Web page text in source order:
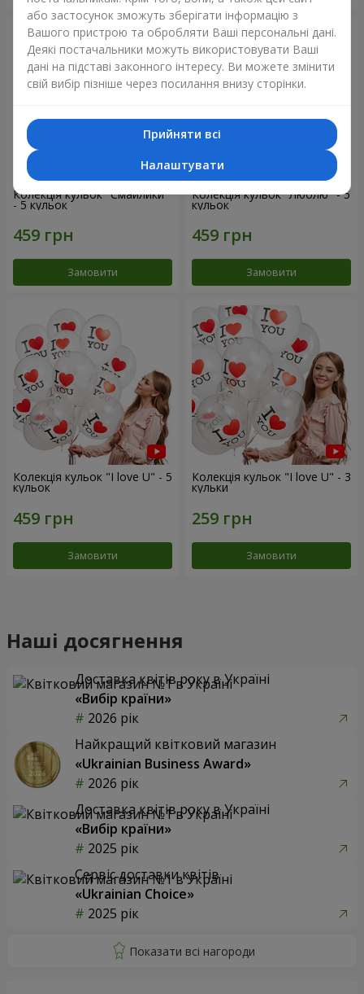
Колекція кульок "Смайлики"
- 5 кульок
Замовити
Колекція кульок "Люблю" - 5
кульок
Замовити
Колекція кульок "I love U" - 5
кульок
Замовити
Колекція кульок "I love U" - 3
кульки
Замовити
Наші досягнення
Доставка квітів року в Україні
«Вибір країни»
2026 рік
Найкращий квітковий магазин
«Ukrainian Business Award»
2026 рік
Доставка квітів року в Україні
«Вибір країни»
2025 рік
Сервіс доставки квітів
«Ukrainian Choice»
2025 рік
або застосунок зможуть зберігати інформацію з
Вашого пристрою та обробляти Ваші персональні дані.
Деякі постачальники можуть використовувати Ваші
дані на підставі законного інтересу. Ви можете змінити
свій вибір пізніше через посилання внизу сторінки.
Прийняти всі
Налаштувати